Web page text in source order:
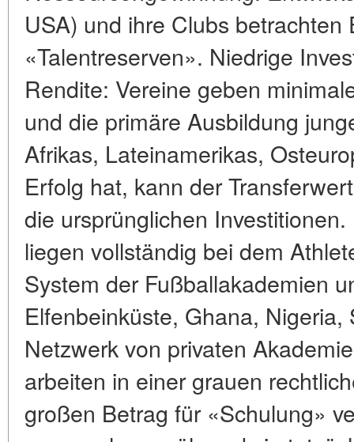
USA) und ihre Clubs
«Talentreserven». Niedrige
Rendite: Vereine geben
und die primäre Ausbildung
Afrikas, Lateinamerikas,
Erfolg hat, kann der
die ursprünglichen
liegen vollständig bei dem
System der Fußballakademien
Elfenbeinküste, Ghana,
Netzwerk von privaten
arbeiten in einer grauen
großen Betrag für «Schulung»